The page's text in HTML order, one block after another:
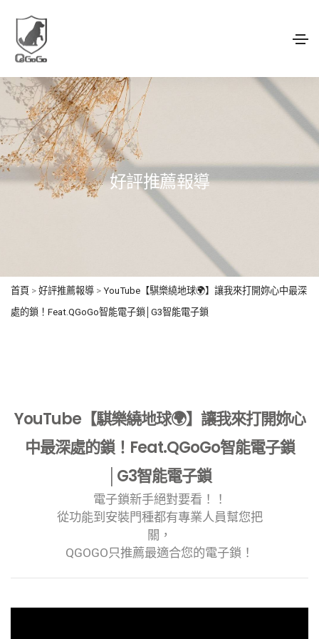
好評推薦報導
首頁 > 好評推薦報導 > YouTube【騏樂繞地球🌍】讓我來打開妳心中最深
處的鎖！Feat.QGoGo智能電子鎖│G3智能電子鎖
YouTube【騏樂繞地球🌍】讓我來打開妳心
中最深處的鎖！Feat.QGoGo智能電子鎖
│G3智能電子鎖
電子鎖新手絕對要看！！
從功能到安裝門種都有專業人員幫您把
關，
QGOGO只推薦最適合您的電子鎖！